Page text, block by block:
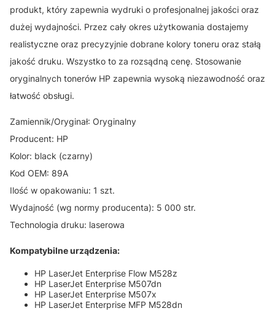
produkt, który zapewnia wydruki o profesjonalnej jakości oraz
dużej wydajności. Przez cały okres użytkowania dostajemy
realistyczne oraz precyzyjnie dobrane kolory toneru oraz stałą
jakość druku. Wszystko to za rozsądną cenę. Stosowanie
oryginalnych tonerów HP zapewnia wysoką niezawodność oraz
łatwość obsługi.
Zamiennik/Oryginał: Oryginalny
Producent: HP
Kolor: black (czarny)
Kod OEM: 89A
Ilość w opakowaniu: 1 szt.
Wydajność (wg normy producenta): 5 000 str.
Technologia druku: laserowa
Kompatybilne urządzenia:
HP LaserJet Enterprise Flow M528z
HP LaserJet Enterprise M507dn
HP LaserJet Enterprise M507x
HP LaserJet Enterprise MFP M528dn